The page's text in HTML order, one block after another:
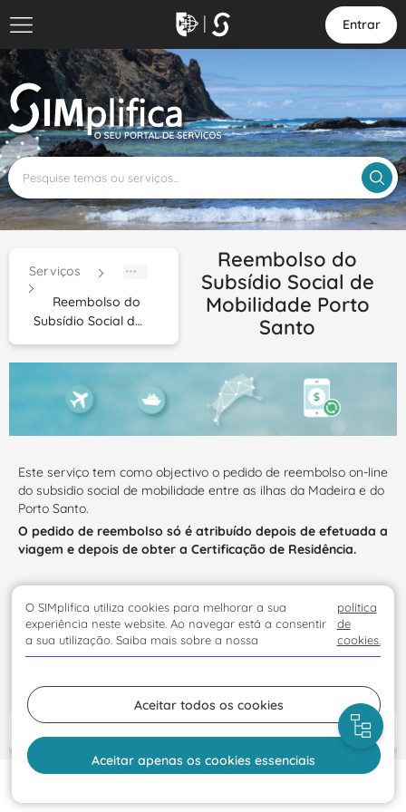
Entrar
Serviços
Reembolso do
Subsídio Social d…
Reembolso do
Subsídio Social de
Mobilidade Porto
Santo
Este serviço tem como objectivo o pedido de reembolso on-line
do subsidio social de mobilidade entre as ilhas da Madeira e do
Porto Santo.
O pedido de reembolso só é atribuído depois de efetuada a
viagem e depois de obter a Certificação de Residência.
Social de Mobilidade Porto Santo
Verinstruções de preenchimento :
Entidades
O SIMplifica utiliza cookies para melhorar a sua
experiência neste website. Ao navegar está a consentir
a sua utilização. Saiba mais sobre a nossa
política
de
cookies.
Aceitar todos os cookies
Aceitar apenas os cookies essenciais